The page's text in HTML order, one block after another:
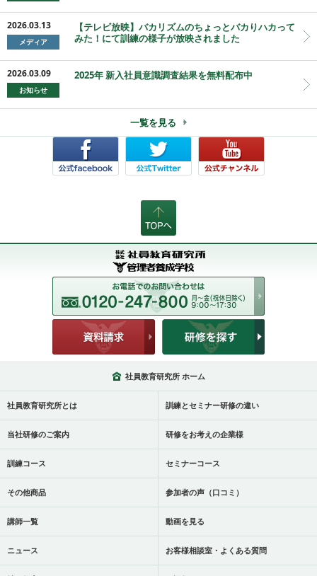
2026.03.13
メディア
【テレビ放映】バカリズムのちょっとバカりハカって
みた！にて訓練の様子が放映されました
2026.03.09
お知らせ
2025年 新入社員意識調査結果を無料配布中
一覧を見る
社員教育研究所 ホーム
社員教育研究所とは 訓練とセミナー研修の違い
当社研修のご案内 研修をお考えの企業様
訓練コース セミナーコース
その他商品 参加者の声（口コミ）
講師一覧 動画を見る
ニュース お客様相談室・よくある質問